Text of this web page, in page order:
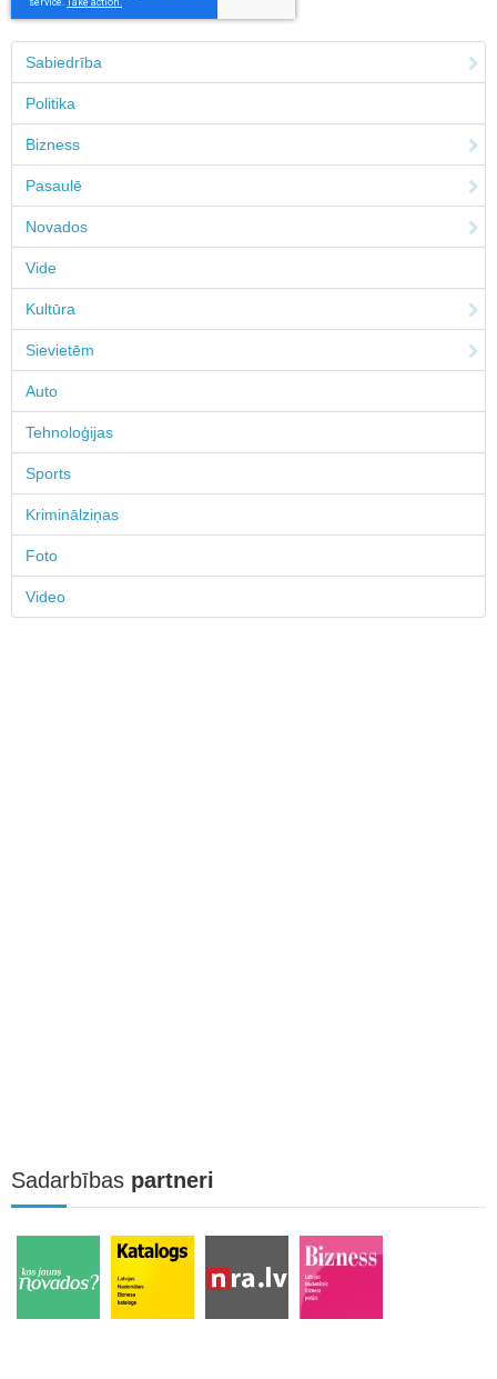
Sabiedrība
Politika
Bizness
Pasaulē
Novados
Vide
Kultūra
Sievietēm
Auto
Tehnoloģijas
Sports
Kriminālziņas
Foto
Video
Sadarbības partneri